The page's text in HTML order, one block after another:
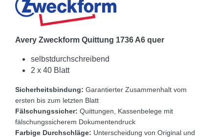
Avery Zweckform Quittung 1736 A6 quer
selbstdurchschreibend
2 x 40 Blatt
Sicherheitsbindung: Garantierter Zusammenhalt vom
ersten bis zum letzten Blatt
Fälschungssicher: Quittungen, Kassenbelege mit
fälschungssicherem Dokumentendruck
Farbige Durchschläge: Unterscheidung von Original und